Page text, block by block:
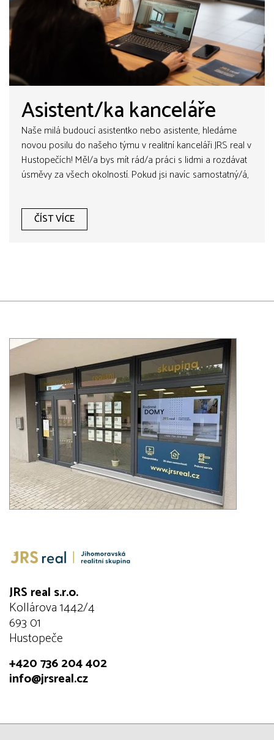
Asistent/ka kanceláře
Naše milá budoucí asistentko nebo asistente, hledáme
novou posilu do našeho týmu v realitní kanceláři JRS real v
Hustopečích! Měl/a bys mít rád/a práci s lidmi a rozdávat
úsměvy za všech okolností. Pokud jsi navíc samostatný/á,
ČÍST VÍCE
JRS real s.r.o.
Kollárova 1442/4
693 01
Hustopeče
+420 736 204 402
info@jrsreal.cz